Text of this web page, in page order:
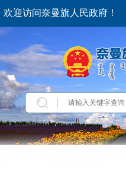
欢迎访问奈曼旗人民政府！